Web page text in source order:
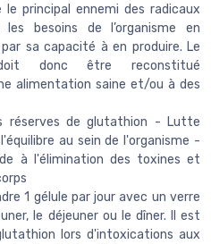
principal ennemi des radicaux
besoins de l’organisme en
sa capacité à en produire. Le
donc être reconstitué
alimentation saine et/ou à des
réserves de glutathion - Lutte
au sein de l'organisme -
à l'élimination des toxines et
1 gélule par jour avec un verre
le déjeuner ou le dîner. Il est
lors d'intoxications aux